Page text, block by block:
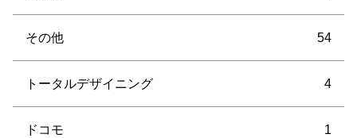
その他 54
トータルデザイニング 4
ドコモ 1